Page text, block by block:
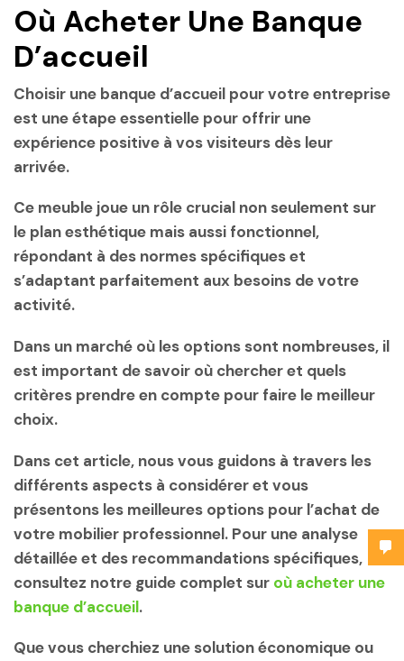
Où Acheter Une Banque
D’accueil
Choisir une banque d’accueil pour votre entreprise
est une étape essentielle pour offrir une
expérience positive à vos visiteurs dès leur
arrivée.
Ce meuble joue un rôle crucial non seulement sur
le plan esthétique mais aussi fonctionnel,
répondant à des normes spécifiques et
s’adaptant parfaitement aux besoins de votre
activité.
Dans un marché où les options sont nombreuses, il
est important de savoir où chercher et quels
critères prendre en compte pour faire le meilleur
choix.
Dans cet article, nous vous guidons à travers les
différents aspects à considérer et vous
présentons les meilleures options pour l’achat de
votre mobilier professionnel. Pour une analyse
détaillée et des recommandations spécifiques,
consultez notre guide complet sur où acheter une
banque d’accueil.
Que vous cherchiez une solution économique ou